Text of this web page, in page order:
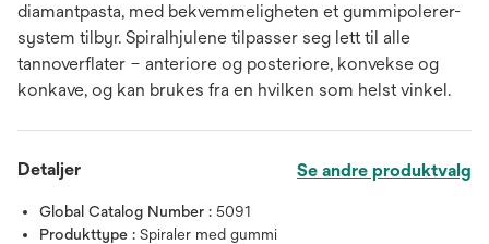
diamantpasta, med bekvemmeligheten et gummipolerer-
system tilbyr. Spiralhjulene tilpasser seg lett til alle
tannoverflater – anteriore og posteriore, konvekse og
konkave, og kan brukes fra en hvilken som helst vinkel.
Detaljer Se andre produktvalg
Global Catalog Number : 5091
Produkttype : Spiraler med gummi